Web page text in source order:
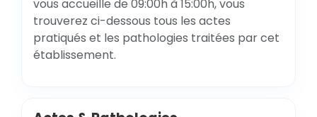
vous accueille de 09:00h à 15:00h, vous
trouverez ci-dessous tous les actes
pratiqués et les pathologies traitées par cet
établissement.